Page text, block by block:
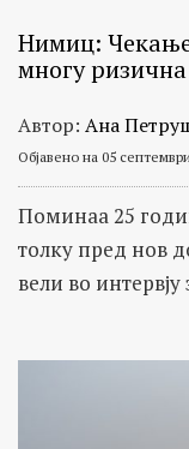
Нимиц:
многу
Автор: Ана
Објавено на 05
Поминаа 25
толку пред нов
вели во